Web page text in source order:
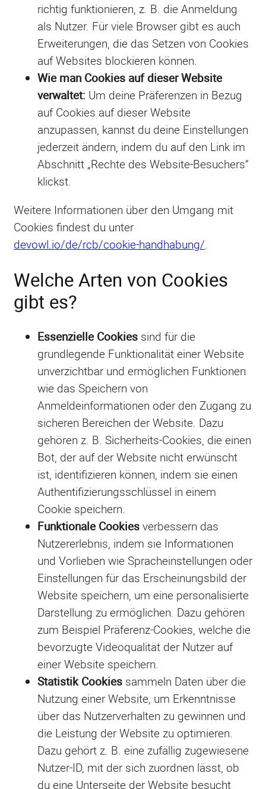
richtig funktionieren, z. B. die Anmeldung
als Nutzer. Für viele Browser gibt es auch
Erweiterungen, die das Setzen von Cookies
auf Websites blockieren können.
Wie man Cookies auf dieser Website
verwaltet: Um deine Präferenzen in Bezug
auf Cookies auf dieser Website
anzupassen, kannst du deine Einstellungen
jederzeit ändern, indem du auf den Link im
Abschnitt „Rechte des Website-Besuchers“
klickst.
Weitere Informationen über den Umgang mit
Cookies findest du unter
devowl.io/de/rcb/cookie-handhabung/.
Welche Arten von Cookies
gibt es?
Essenzielle Cookies sind für die
grundlegende Funktionalität einer Website
unverzichtbar und ermöglichen Funktionen
wie das Speichern von
Anmeldeinformationen oder den Zugang zu
sicheren Bereichen der Website. Dazu
gehören z. B. Sicherheits-Cookies, die einen
Bot, der auf der Website nicht erwünscht
ist, identifizieren können, indem sie einen
Authentifizierungsschlüssel in einem
Cookie speichern.
Funktionale Cookiesverbessern das
Nutzererlebnis, indem sie Informationen
und Vorlieben wie Spracheinstellungen oder
Einstellungen für das Erscheinungsbild der
Website speichern, um eine personalisierte
Darstellung zu ermöglichen. Dazu gehören
zum Beispiel Präferenz-Cookies, welche die
bevorzugte Videoqualität der Nutzer auf
einer Website speichern.
Statistik Cookies sammeln Daten über die
Nutzung einer Website, um Erkenntnisse
über das Nutzerverhalten zu gewinnen und
die Leistung der Website zu optimieren.
Dazu gehört z. B. eine zufällig zugewiesene
Nutzer-ID, mit der sich zuordnen lässt, ob
du eine Unterseite der Website besucht